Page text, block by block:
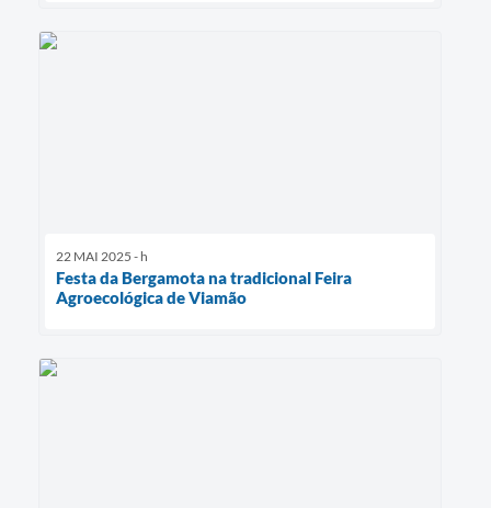
22 MAI 2025 - h
Festa da Bergamota na tradicional Feira
Agroecológica de Viamão